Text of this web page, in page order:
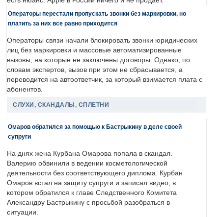
Операторы перестали пропускать звонки без маркировки, но
платить за них все равно приходится
Операторы связи начали блокировать звонки юридических
лиц без маркировки и массовые автоматизированные
вызовы, на которые не заключены договоры. Однако, по
словам экспертов, вызов при этом не сбрасывается, а
переводится на автоответчик, за который взимается плата с
абонентов.
СЛУХИ, СКАНДАЛЫ, СПЛЕТНИ
Омаров обратился за помощью к Бастрыкину в деле своей
супруги
На днях жена Курбана Омарова попала в скандал.
Валерию обвинили в ведении косметологической
деятельности без соответствующего диплома. Курбан
Омаров встал на защиту супруги и записал видео, в
котором обратился к главе Следственного Комитета
Александру Бастрыкину с просьбой разобраться в
ситуации.